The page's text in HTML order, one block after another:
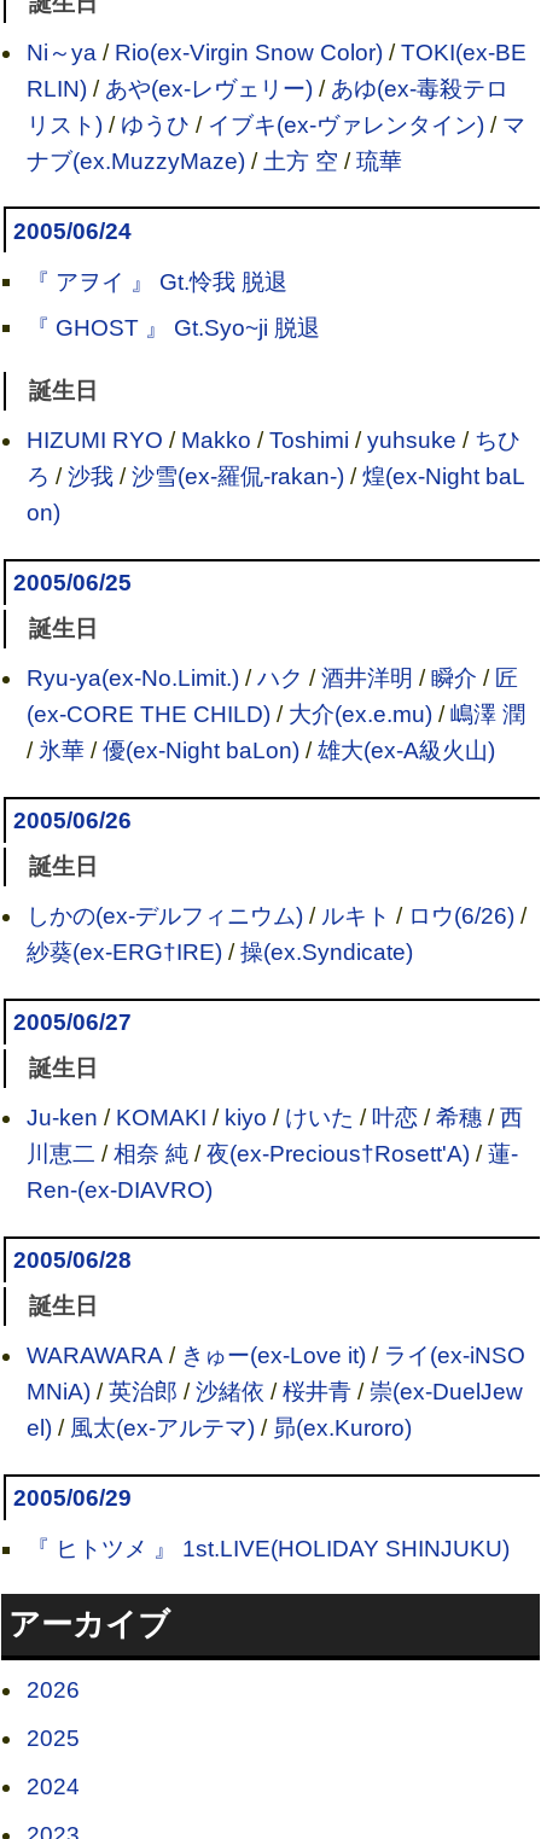
Ni～ya / Rio(ex-Virgin Snow Color)/TOKI(ex-BE
RLIN)/ あや(ex-レヴェリー)/ あゆ(ex-毒殺テロ
リスト)/ ゆうひ / イブキ(ex-ヴァレンタイン)/ マ
ナブ(ex.MuzzyMaze)/ 土方 空 /琉華
2005/06/24
『 アヲイ 』 Gt.怜我 脱退
『 GHOST 』 Gt.Syo~ji 脱退
誕生日
HIZUMI RYO / Makko /Toshimi /yuhsuke / ちひ
ろ /沙我/沙雪(ex-羅侃-rakan-)/煌(ex-Night baL
on)
2005/06/25
誕生日
Ryu-ya(ex-No.Limit.)/ハク /酒井洋明 /瞬介 / 匠
(ex-CORE THE CHILD)/ 大介(ex.e.mu)/嶋澤 潤
/氷華/優(ex-Night baLon)/雄大(ex-A級火山)
2005/06/26
誕生日
しかの(ex-デルフィニウム)/ ルキト / ロウ(6/26)/
紗葵(ex-ERG†IRE)/操(ex.Syndicate)
2005/06/27
誕生日
Ju-ken / KOMAKI / kiyo / けいた / 叶恋/希穗/西
川恵二 /相奈 純/夜(ex-Precious†Rosett'A)/蓮-
Ren-(ex-DIAVRO)
2005/06/28
誕生日
WARAWARA / きゅー(ex-Love it)/ ライ(ex-iNSO
MNiA)/英治郎 /沙緒依 /桜井青/ 崇(ex-DuelJew
el)/ 風太(ex-アルテマ)/ 昴(ex.Kuroro)
2005/06/29
『 ヒトツメ 』 1st.LIVE(HOLIDAY SHINJUKU)
アーカイブ
2026
2025
2024